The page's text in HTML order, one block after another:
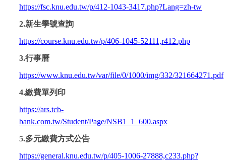
https://fsc.knu.edu.tw/p/412-1043-3417.php?Lang=zh-tw
2.新生學號查詢
https://course.knu.edu.tw/p/406-1045-52111,r412.php
3.行事曆
https://www.knu.edu.tw/var/file/0/1000/img/332/321664271.pdf
4.繳費單列印
https://ars.tcb-
bank.com.tw/Student/Page/NSB1_1_600.aspx
5.多元繳費方式公告
https://general.knu.edu.tw/p/405-1006-27888,c233.php?